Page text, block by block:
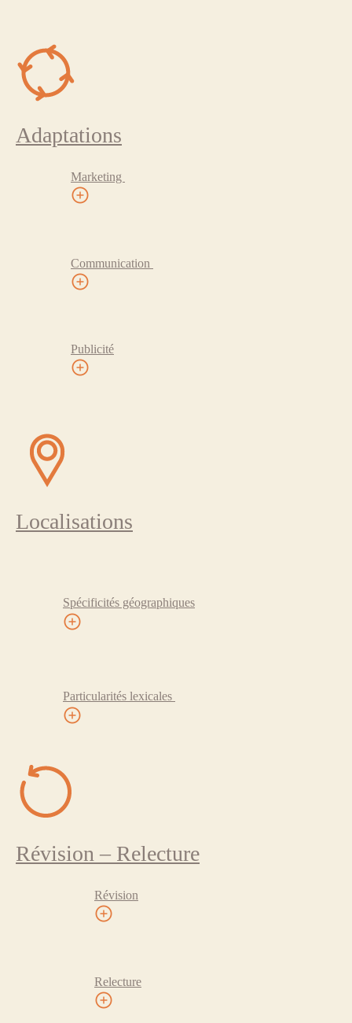
Adaptations
Marketing
Communication
Publicité
Localisations
Spécificités géographiques
Particularités lexicales
Révision – Relecture
Révision
Relecture